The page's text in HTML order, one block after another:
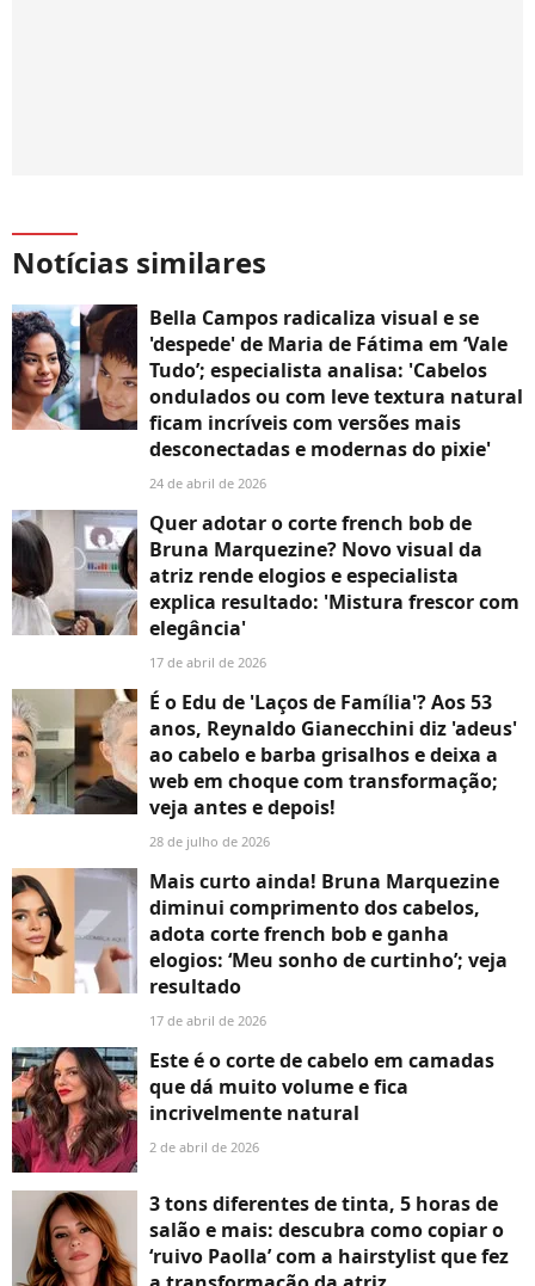
Notícias similares
Bella Campos radicaliza visual e se
'despede' de Maria de Fátima em ‘Vale
Tudo’; especialista analisa: 'Cabelos
ondulados ou com leve textura natural
ficam incríveis com versões mais
desconectadas e modernas do pixie'
24 de abril de 2026
Quer adotar o corte french bob de
Bruna Marquezine? Novo visual da
atriz rende elogios e especialista
explica resultado: 'Mistura frescor com
elegância'
17 de abril de 2026
É o Edu de 'Laços de Família'? Aos 53
anos, Reynaldo Gianecchini diz 'adeus'
ao cabelo e barba grisalhos e deixa a
web em choque com transformação;
veja antes e depois!
28 de julho de 2026
Mais curto ainda! Bruna Marquezine
diminui comprimento dos cabelos,
adota corte french bob e ganha
elogios: ‘Meu sonho de curtinho’; veja
resultado
17 de abril de 2026
Este é o corte de cabelo em camadas
que dá muito volume e fica
incrivelmente natural
2 de abril de 2026
3 tons diferentes de tinta, 5 horas de
salão e mais: descubra como copiar o
‘ruivo Paolla’ com a hairstylist que fez